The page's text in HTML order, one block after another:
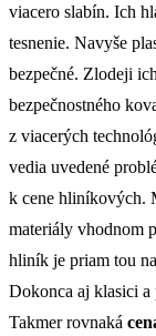
viacero slabín. Ich
tesnenie. Navyše
bezpečné. Zlodeji
bezpečnostného
z viacerých
vedia uvedené
k cene hliníkových.
materiály vhodnom
hliník je priam tou
Dokonca aj klasici
Takmer rovnaká